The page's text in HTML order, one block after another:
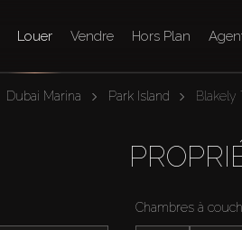
Louer Vendre Hors Plan
Dubai Marina Park Island Blakely
Chambres à